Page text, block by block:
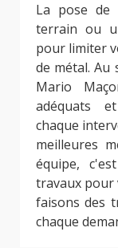
La pose de
terrain ou
pour limiter
de métal. Au
Mario
adéquats
chaque
meilleures
équipe,
travaux pour
faisons des
chaque